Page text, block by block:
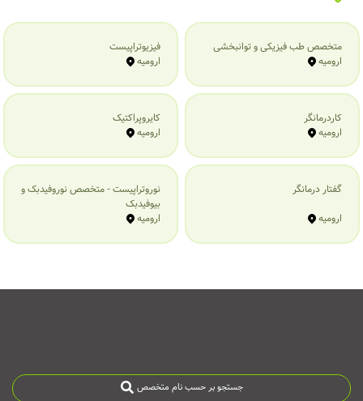
متخصص طب فیزیکی و توانبخشی
ارومیه
فیزیوتراپیست
ارومیه
کاردرمانگر
ارومیه
کایروپراکتیک
ارومیه
گفتار درمانگر
ارومیه
نوروتراپیست - متخصص نوروفیدبک و
بیوفیدبک
ارومیه
جستجو بر حسب نام متخصص